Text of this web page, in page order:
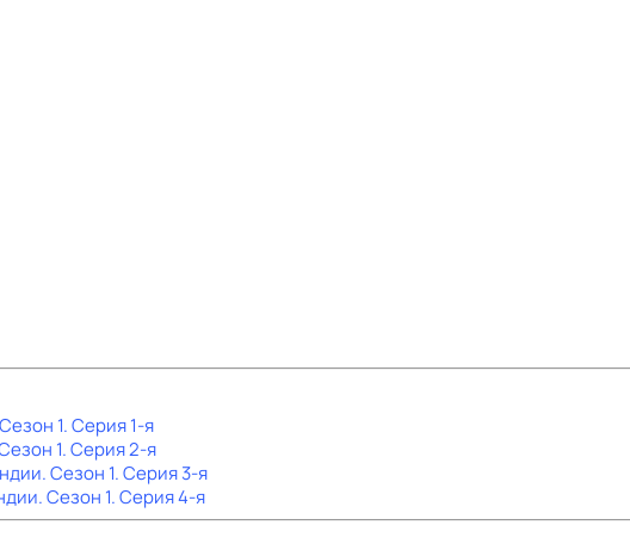
1. Серия 1-я
1. Серия 2-я
. Сезон 1. Серия 3-я
. Сезон 1. Серия 4-я